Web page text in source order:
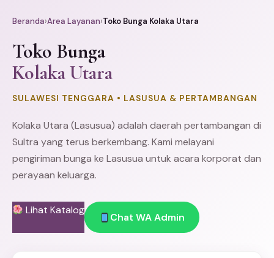
Beranda›Area Layanan›Toko Bunga Kolaka Utara
Toko Bunga
Kolaka Utara
SULAWESI TENGGARA • LASUSUA & PERTAMBANGAN
Kolaka Utara (Lasusua) adalah daerah pertambangan di
Sultra yang terus berkembang. Kami melayani
pengiriman bunga ke Lasusua untuk acara korporat dan
perayaan keluarga.
Lihat Katalog
Chat WA Admin